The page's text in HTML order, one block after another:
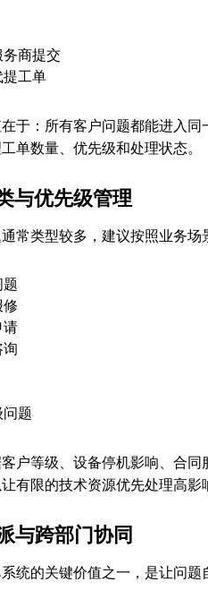
商提交
提工单
于：所有客户问题都能进入
单数量、优先级和处理状态。
与优先级管理
常类型较多，建议按照业务场
请
题
户等级、设备停机影响、合
有限的技术资源优先处理高影
与跨部门协同
统的关键价值之一，是让问题